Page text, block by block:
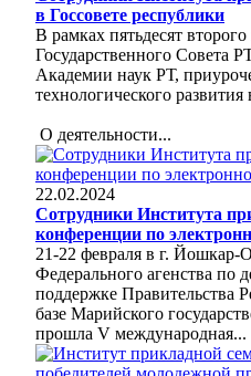
в Госсовете республики
В рамках пятьдесят второго
Государственного Совета
Академии наук РТ,
технологического развития
О деятельности...
22.02.2024
Сотрудники Института
конференции по
21-22 февраля в г. Йошкар-
Федерального агенства по
поддержке Правительства
базе Марийского
прошла V международная...